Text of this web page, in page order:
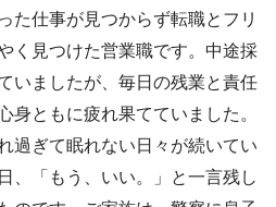
た仕事が見つからず転職とフリ
く見つけた営業職です。中途採
いましたが、毎日の残業と責任
身ともに疲れ果てていました。
過ぎて眠れない日々が続いてい
、「もう、いい。」と一言残し